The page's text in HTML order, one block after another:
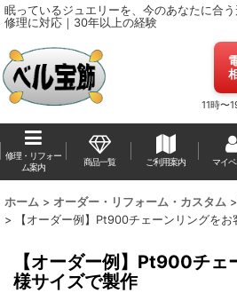
眠っているジュエリーを、今のあなたに合
修理に対応｜30年以上の経験
11時〜
修理・リフォー
ム案内
商品一覧 ご利用案内 マイ
ホーム > オーダー・リフォーム・カスタム >
>
【オーダー例】Pt900チェーンリングを
【オーダー例】Pt900チェ
様サイズで製作